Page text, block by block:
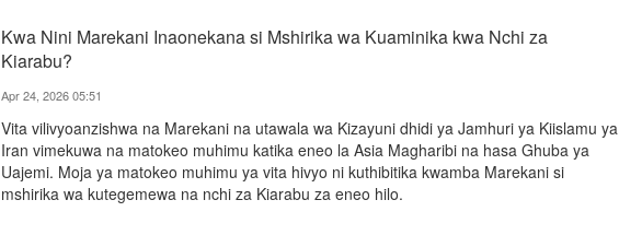
Kwa Nini Marekani Inaonekana si Mshirika wa Kuaminika kwa Nchi za
Kiarabu?
Apr 24, 2026 05:51
Vita vilivyoanzishwa na Marekani na utawala wa Kizayuni dhidi ya Jamhuri ya Kiislamu ya
Iran vimekuwa na matokeo muhimu katika eneo la Asia Magharibi na hasa Ghuba ya
Uajemi. Moja ya matokeo muhimu ya vita hivyo ni kuthibitika kwamba Marekani si
mshirika wa kutegemewa na nchi za Kiarabu za eneo hilo.